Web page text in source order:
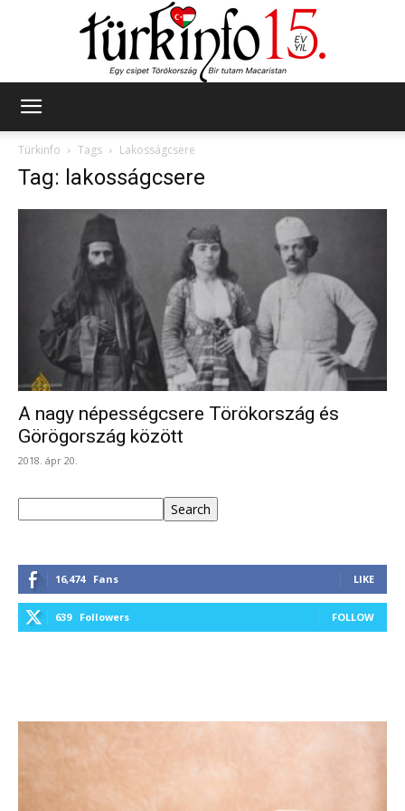
Türkinfo
Tags Lakosságcsere
Tag: lakosságcsere
A nagy népességcsere Törökország és
Görögország között
2018. ápr 20.
Search
16,474 Fans LIKE
639 Followers FOLLOW